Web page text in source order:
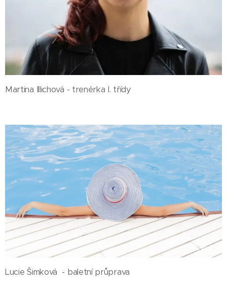
Martina Illichová - trenérka I. třídy
Lucie Šimková - baletní průprava